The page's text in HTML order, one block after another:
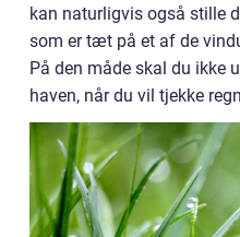
kan naturligvis også stille
som er tæt på et af de
På den måde skal du ikke
haven, når du vil tjekke